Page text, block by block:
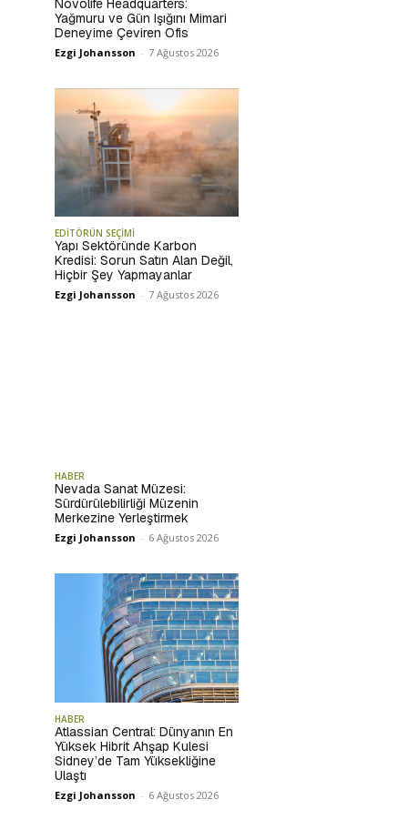
Novolife Headquarters:
Yağmuru ve Gün Işığını Mimari
Deneyime Çeviren Ofis
Ezgi Johansson - 7 Ağustos 2026
EDİTÖRÜN SEÇİMİ
Yapı Sektöründe Karbon
Kredisi: Sorun Satın Alan Değil,
Hiçbir Şey Yapmayanlar
Ezgi Johansson - 7 Ağustos 2026
HABER
Nevada Sanat Müzesi:
Sürdürülebilirliği Müzenin
Merkezine Yerleştirmek
Ezgi Johansson - 6 Ağustos 2026
HABER
Atlassian Central: Dünyanın En
Yüksek Hibrit Ahşap Kulesi
Sidney’de Tam Yüksekliğine
Ulaştı
Ezgi Johansson - 6 Ağustos 2026